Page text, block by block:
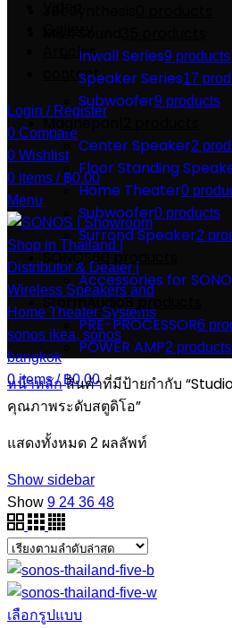
Articles
contact
Login / Register
0 Compare
0 Wishlist
0 items / ฿0.00
Menu
0items / ฿0.00
Inwall Series9 products
Speaker Series17
Subwoofer9 products
Magnepan
Center Speaker2
Floor Standing
Home Theater0
Subwoofer0 products
Surrond Speaker2
SONOS60 products
Accessories for
StormAudio8 products
PRE-PROCESSOR6
POWER AMP2 products
หน้าหลักสินค้าที่มีป้ายกำกับ
คุณภาพระดับสตูดิโอ”
แสดงทั้งหมด 2 ผลลัพท์
Show sidebar
Show 9 24 36 48
เลือกรูปแบบ